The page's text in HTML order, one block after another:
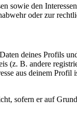
sowie den
oder zur
deines Profils
(z. B. andere
aus deinem
sofern er auf